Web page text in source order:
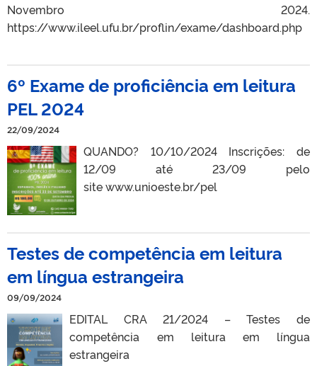
Novembro 2024.
https://www.ileel.ufu.br/proflin/exame/dashboard.php
6º Exame de proficiência em leitura
PEL 2024
22/09/2024
QUANDO? 10/10/2024 Inscrições: de
12/09 até 23/09 pelo
site www.unioeste.br/pel
Testes de competência em leitura
em língua estrangeira
09/09/2024
EDITAL CRA 21/2024 – Testes de
competência em leitura em língua
estrangeira